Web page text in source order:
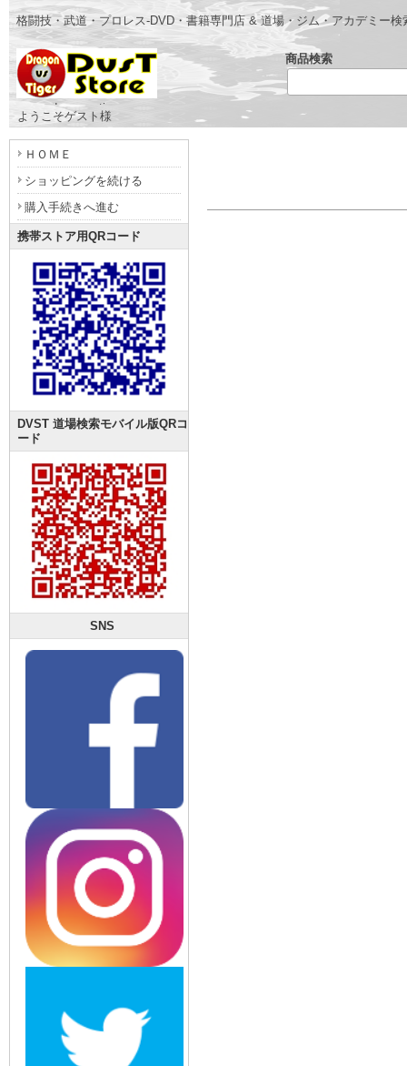
格闘技・武道・プロレス-DVD・書籍専門店 & 道場・ジム・アカデミー検
- www.dragonvstiger.com -
商品検索
ようこそゲスト様
ＨＯＭＥ
ショッピングを続ける
購入手続きへ進む
携帯ストア用QRコード
DVST 道場検索モバイル版QRコ
ード
SNS